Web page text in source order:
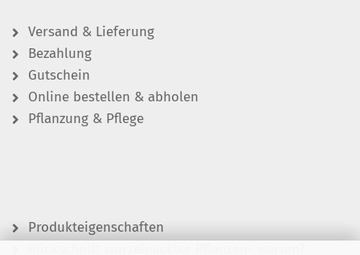
Versand & Lieferung
Bezahlung
Gutschein
Online bestellen & abholen
Pflanzung & Pflege
Produkteigenschaften